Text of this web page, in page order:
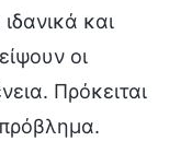
και
οι
Πρόκειται